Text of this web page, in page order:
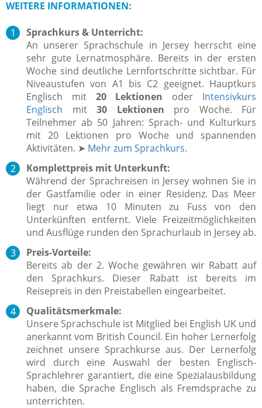
WEITERE INFORMATIONEN:
Sprachkurs & Unterricht:
An unserer Sprachschule in Jersey herrscht eine
sehr gute Lernatmosphäre. Bereits in der ersten
Woche sind deutliche Lernfortschritte sichtbar. Für
Niveaustufen von A1 bis C2 geeignet. Hauptkurs
Englisch mit 20 Lektionen oder Intensivkurs
Englisch mit 30 Lektionen pro Woche. Für
Teilnehmer ab 50 Jahren: Sprach- und Kulturkurs
mit 20 Lektionen pro Woche und spannenden
Aktivitäten. ➤ Mehr zum Sprachkurs.
Komplettpreis mit Unterkunft:
Während der Sprachreisen in Jerseywohnen Sie in
der Gastfamilie oder in einer Residenz. Das Meer
liegt nur etwa 10 Minuten zu Fuss von den
Unterkünften entfernt. Viele Freizeitmöglichkeiten
und Ausflüge runden den Sprachurlaub in Jerseyab.
Preis-Vorteile:
Bereits ab der 2. Woche gewähren wir Rabatt auf
den Sprachkurs. Dieser Rabatt ist bereits im
Reisepreis in den Preistabellen eingearbeitet.
Qualitätsmerkmale:
Unsere Sprachschule ist Mitglied bei English UK und
anerkannt vom British Council. Ein hoher Lernerfolg
zeichnet unsere Sprachkurse aus. Der Lernerfolg
wird durch eine Auswahl der besten Englisch-
Sprachlehrer garantiert, die eine Spezialausbildung
haben, die Sprache Englisch als Fremdsprache zu
unterrichten.